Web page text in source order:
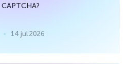
14 jul 2026